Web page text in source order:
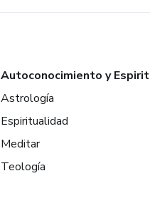
Autoconocimiento y
Astrología
Espiritualidad
Meditar
Teología